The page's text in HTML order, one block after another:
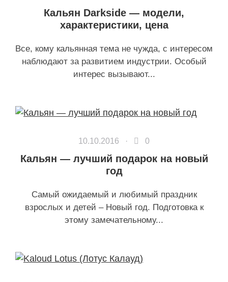
Кальян Darkside — модели,
характеристики, цена
Все, кому кальянная тема не чужда, с интересом
наблюдают за развитием индустрии. Особый
интерес вызывают...
10.10.2016 · 0
Кальян — лучший подарок на новый
год
Самый ожидаемый и любимый праздник
взрослых и детей – Новый год. Подготовка к
этому замечательному...